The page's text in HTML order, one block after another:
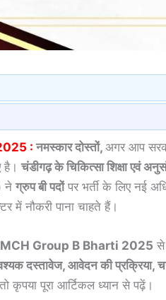
: नमस्कार दोस्तों, अगर आप
है। चंडीगढ़ के चिकित्सा शिक्षा
ने ग्रुप बी पदोंपर भर्ती के लिए नई
में नौकरी पाना चाहते हैं।
Group B Bharti 2025 से
दस्तावेज, आवेदन की प्रक्रिया,
कृपया पूरा आर्टिकल ध्यान से पढ़ें।